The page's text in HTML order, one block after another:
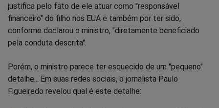
justifica pelo fato de ele atuar como "responsável
financeiro" do filho nos EUA e também por ter sido,
conforme declarou o ministro, "diretamente beneficiado
pela conduta descrita".
Porém, o ministro parece ter esquecido de um "pequeno"
detalhe... Em suas redes sociais, o jornalista Paulo
Figueiredo revelou qual é este detalhe: